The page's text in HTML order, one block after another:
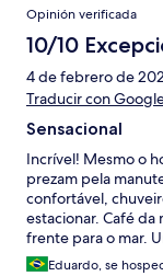
Opinión verificada
10/10
4 de febrero de
Traducir con
Sensacional
Incrível! Mesmo o
prezam pela
confortável,
estacionar. Café da
frente para o mar.
funcionário Jair (a
Eduardo, se